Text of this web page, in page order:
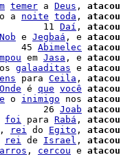
temer a Deus , atacou
a noite toda , atacou
11 Daí , atacou
Nob e Jegbaá , e atacou
45 Abimelec atacou
em Jasa , e atacou
galaaditas e atacou
para Ceila , atacou
Onde é que você atacou
o inimigo nos atacou
26 Joab atacou
foi para Rabá , atacou
, rei do Egito , atacou
rei de Israel , atacou
, cercou e atacou